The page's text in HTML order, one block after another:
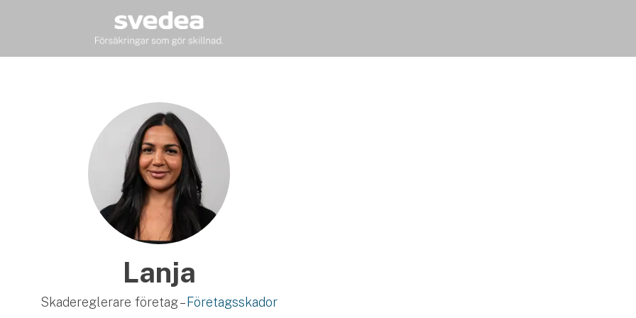
Lanja
Skadereglerare företag – Företagsskador